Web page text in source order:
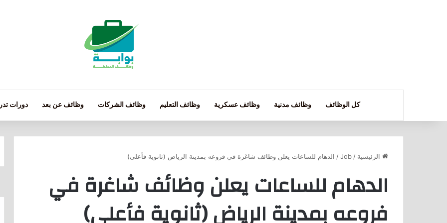
كل الوظائف وظائف مدنية وظائف عسكرية وظائف التعليم وظائف الشركات وظائف عن بعد دورات
الرئيسية /
Job
/ الدهام للساعات يعلن وظائف شاغرة في فروعه بمدينة الرياض (ثانوية فأعلى)
الدهام للساعات يعلن وظائف شاغرة في
فروعه بمدينة الرياض (ثانوية فأعلى)